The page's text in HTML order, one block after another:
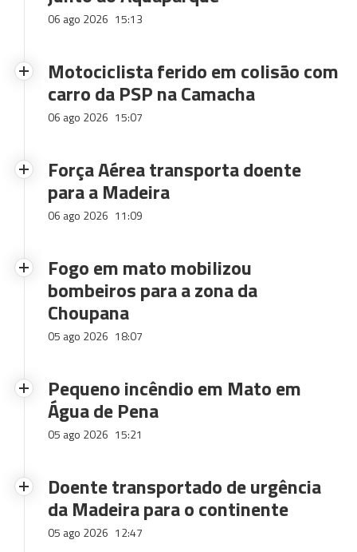
06 ago 2026 15:13
Motociclista ferido em colisão com
carro da PSP na Camacha
06 ago 2026 15:07
Força Aérea transporta doente
para a Madeira
06 ago 2026 11:09
Fogo em mato mobilizou
bombeiros para a zona da
Choupana
05 ago 2026 18:07
Pequeno incêndio em Mato em
Água de Pena
05 ago 2026 15:21
Doente transportado de urgência
da Madeira para o continente
05 ago 2026 12:47